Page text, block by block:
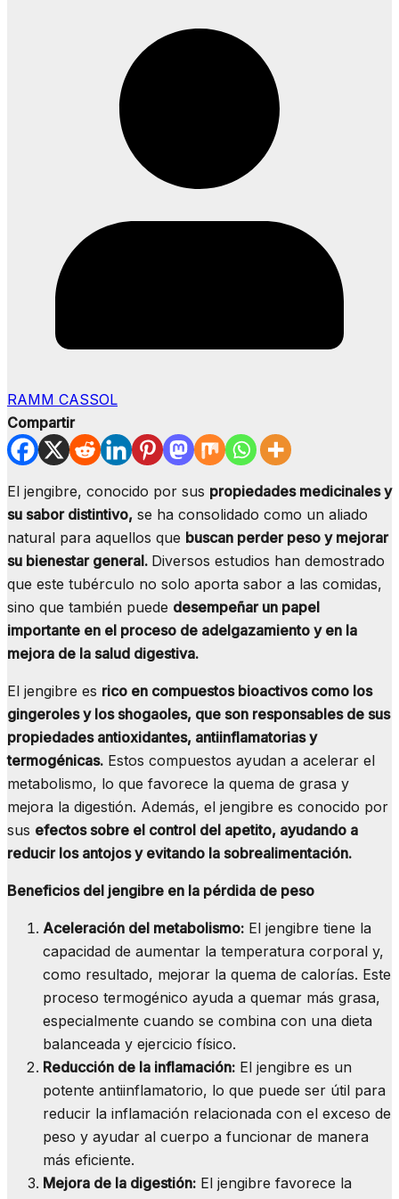
RAMM CASSOL
Compartir
El jengibre, conocido por sus propiedades medicinales y
su sabor distintivo, se ha consolidado como un aliado
natural para aquellos que buscan perder peso y mejorar
su bienestar general. Diversos estudios han demostrado
que este tubérculo no solo aporta sabor a las comidas,
sino que también puede desempeñar un papel
importante en el proceso de adelgazamiento y en la
mejora de la salud digestiva.
El jengibre es rico en compuestos bioactivos como los
gingeroles y los shogaoles, que son responsables de sus
propiedades antioxidantes, antiinflamatorias y
termogénicas. Estos compuestos ayudan a acelerar el
metabolismo, lo que favorece la quema de grasa y
mejora la digestión. Además, el jengibre es conocido por
sus efectos sobre el control del apetito, ayudando a
reducir los antojos y evitando la sobrealimentación.
Beneficios del jengibre en la pérdida de peso
Aceleración del metabolismo: El jengibre tiene la
capacidad de aumentar la temperatura corporal y,
como resultado, mejorar la quema de calorías. Este
proceso termogénico ayuda a quemar más grasa,
especialmente cuando se combina con una dieta
balanceada y ejercicio físico.
Reducción de la inflamación: El jengibre es un
potente antiinflamatorio, lo que puede ser útil para
reducir la inflamación relacionada con el exceso de
peso y ayudar al cuerpo a funcionar de manera
más eficiente.
Mejora de la digestión: El jengibre favorece la